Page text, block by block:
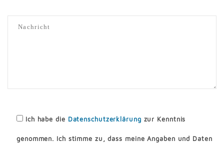
Ich habe die Datenschutzerklärung zur Kenntnis
genommen. Ich stimme zu, dass meine Angaben und Daten